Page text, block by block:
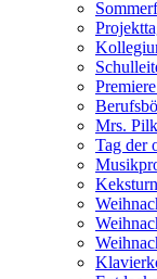
Mrs.
Tag der